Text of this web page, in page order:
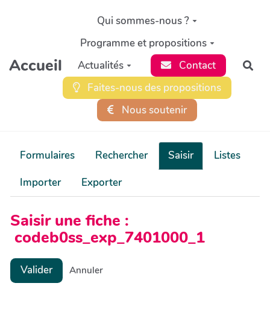
Aller au contenu principal
Accueil
Qui sommes-nous ?
Programme et propositions
Actualités
Contact
Faites-nous des propositions
Nous soutenir
Formulaires Rechercher Saisir
Listes
Importer
Exporter
Saisir une fiche :
codeb0ss_exp_7401000_1
Valider Annuler